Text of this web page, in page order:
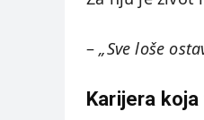
–„Sve loše
Karijera